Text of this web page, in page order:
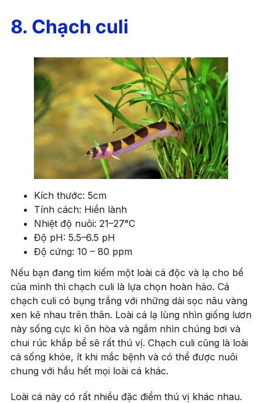
8. Chạch culi
Kích thước: 5cm
Tính cách: Hiền lành
Nhiệt độ nuôi: 21–27°C
Độ pH: 5.5–6.5 pH
Độ cứng: 10 – 80 ppm
Nếu bạn đang tìm kiếm một loài cá độc và lạ cho bể
của mình thì chạch culi là lựa chọn hoàn hảo. Cá
chạch culi có bụng trắng với những dải sọc nâu vàng
xen kẽ nhau trên thân. Loài cá lạ lùng nhìn giống lươn
này sống cực kì ôn hòa và ngắm nhìn chúng bơi và
chui rúc khắp bể sẽ rất thú vị. Chạch culi cũng là loài
cá sống khỏe, ít khi mắc bệnh và có thể được nuôi
chung với hầu hết mọi loài cá khác.
Loài cá này có rất nhiều đặc điểm thú vị khác nhau.